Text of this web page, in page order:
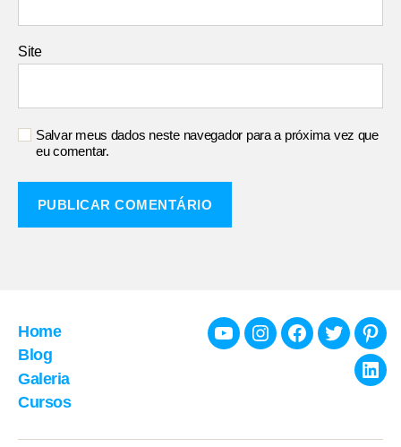
Site
Salvar meus dados neste navegador para a próxima vez que
eu comentar.
Home
Blog
Galeria
Cursos
YoutubeInstagramFacebook
Twitter